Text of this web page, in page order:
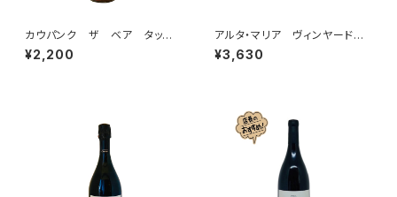
カウパンク ザ ベア タッ
チ スリンキー・ベア ピノ・ノワ
ール
¥2,200
アルタ・マリア ヴィンヤード
シャルドネ 2021
¥3,630